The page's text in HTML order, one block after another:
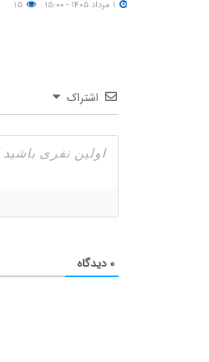
اشتراک
۰ دیدگاه